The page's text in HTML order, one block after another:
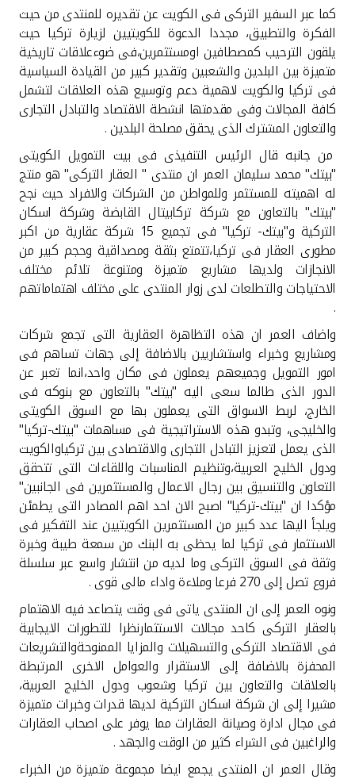
كما عبر السفير التركى فى الكويت عن تقديره للمنتدى من حيث
الفكرة والتطبيق، مجددا الدعوة للكويتيين لزيارة تركيا حيث
يلقون الترحيب كمصطافين اومستثمرين،فى ضوءعلاقات تاريخية
متميزة بين البلدين والشعبين وتقدير كبير من القيادة السياسية
فى تركيا والكويت لاهمية دعم وتوسيع هذه العلاقات لتشمل
كافة المجالات وفى مقدمتها انشطة الاقتصاد والتبادل التجارى
والتعاون المشترك الذى يحقق مصلحة البلدين .
من جانبه قال الرئيس التنفيذى فى بيت التمويل الكويتى
"بيتك" محمد سليمان العمر ان منتدى " العقار التركى" هو منتج
له اهميته للمستثمر وللمواطن من الشركات والافراد حيث نجح
"بيتك" بالتعاون مع شركة تركابيتال القابضة وشركة اسكان
التركية و"بيتك- تركيا" فى تجميع 15 شركة عقارية من اكبر
مطورى العقار فى تركيا،تتمتع بثقة ومصداقية وحجم كبير من
الانجازات ولديها مشاريع متميزة ومتنوعة تلائم مختلف
الاحتياجات والتطلعات لدى زوار المنتدى على مختلف اهتماماتهم
.
واضاف العمر ان هذه التظاهرة العقارية التى تجمع شركات
ومشاريع وخبراء واستشاريين بالاضافة إلى جهات تساهم فى
امور التمويل وجميعهم يعملون فى مكان واحد،انما تعبر عن
الدور الذى طالما سعى اليه "بيتك" بالتعاون مع بنوكه فى
الخارج، لربط الاسواق التى يعملون بها مع السوق الكويتى
والخليجى، وتبدو هذه الاستراتيجية فى مساهمات "بيتك-تركيا"
الذى يعمل لتعزيز التبادل التجارى والاقتصادى بين تركياوالكويت
ودول الخليج العربية،وتنظيم المناسبات واللقاءات التى تتحقق
التعاون والتنسيق بين رجال الاعمال والمستثمرين فى الجانبين"
مؤكدا ان "بيتك-تركيا" اصبح الان احد اهم المصادر التى يطمئن
ويلجأ اليها عدد كبير من المستثمرين الكويتيين عند التفكير فى
الاستثمار فى تركيا لما يحظى به البنك من سمعة طيبة وخبرة
وثقة فى السوق التركى وما لديه من انتشار واسع عبر سلسلة
فروع تصل إلى 270 فرعا وملاءة واداء مالى قوى .
ونوه العمر إلى ان المنتدى ياتى فى وقت يتصاعد فيه الاهتمام
بالعقار التركى كاحد مجالات الاستثمارنظرا للتطورات الايجابية
فى الاقتصاد التركى والتسهيلات والمزايا الممنوحةوالتشريعات
المحفزة بالاضافة إلى الاستقرار والعوامل الاخرى المرتبطة
بالعلاقات والتعاون بين تركيا وشعوب ودول الخليج العربية،
مشيرا إلى ان شركة اسكان التركية لديها قدرات وخبرات متميزة
فى مجال ادارة وصيانة العقارات مما يوفر على اصحاب العقارات
والراغبين فى الشراء كثير من الوقت والجهد .
وقال العمر ان المنتدى يجمع ايضا مجموعة متميزة من الخبراء